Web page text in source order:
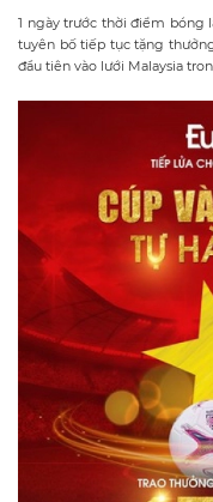
1 ngày trước thời điểm bóng
tuyên bố tiếp tục tặng
đầu tiên vào lưới Malaysia